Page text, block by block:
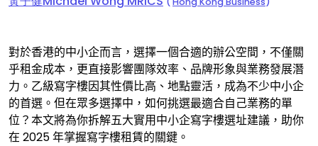
對於香港的中小企而言，選擇一個合適的辦公空間，不僅關
乎租金成本，更直接影響團隊效率、品牌形象與業務發展潛
力。乙級寫字樓因其性價比高、地點靈活，成為不少中小企
的首選。但在眾多選擇中，如何挑選最適合自己業務的單
位？本文將為你拆解五大實用中小企寫字樓選址建議，助你
在 2025年掌握寫字樓租賃的關鍵。